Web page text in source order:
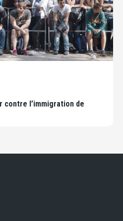
contre l’immigration de